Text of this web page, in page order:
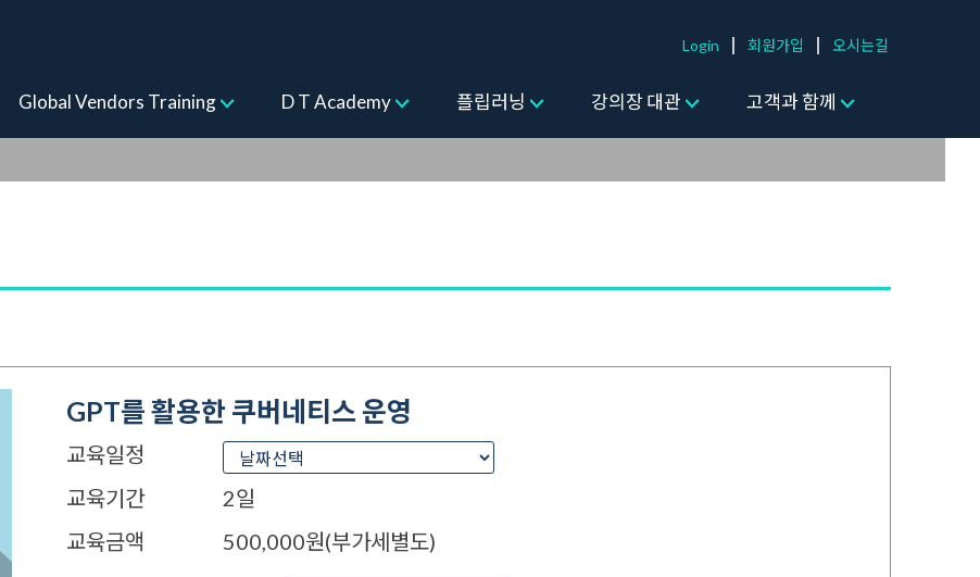
Login 회원가입 오시는길
Global Vendors Training D T Academy 플립러닝 강의장 대관 고객과 함께
GPT를 활용한 쿠버네티스 운영
교육일정
교육기간
2일
교육금액
500,000원(부가세별도)